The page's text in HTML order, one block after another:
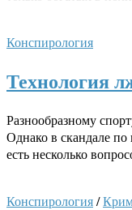
Конспирология
Технология
Разнообразному
Однако в скандале
есть несколько
Конспирология/